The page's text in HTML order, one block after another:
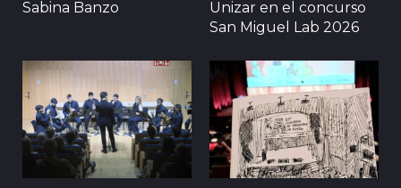
Sabina Banzo
Unizar en el concurso
San Miguel Lab 2026